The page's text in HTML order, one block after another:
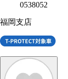
0538052
福岡支店